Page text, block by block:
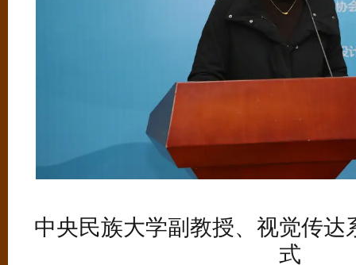
中央民族大学副教授、视觉传达
式